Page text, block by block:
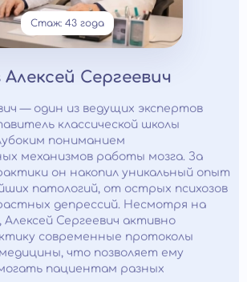
Стаж: 43 года
Сергеевич
— один из ведущих экспертов
классической школы
пониманием
механизмов работы мозга. За
он накопил уникальный опыт
патологий, от острых психозов
депрессий. Несмотря на
Сергеевич активно
современные протоколы
что позволяет ему
пациентам разных